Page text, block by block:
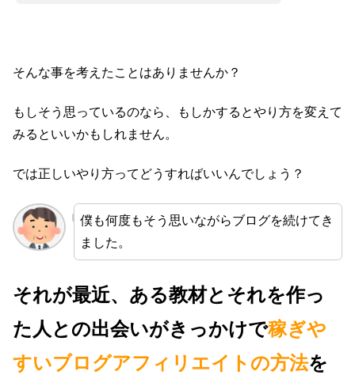
そんな事を考えたことはありませんか？
もしそう思っているのなら、もしかするとやり方を変えて
みるといいかもしれません。
では正しいやり方ってどうすればいいんでしょう？
僕も何度もそう思いながらブログを続けてき
ました。
それが最近、ある教材とそれを作っ
た人との出会いがきっかけで稼ぎや
すいブログアフィリエイトの方法を